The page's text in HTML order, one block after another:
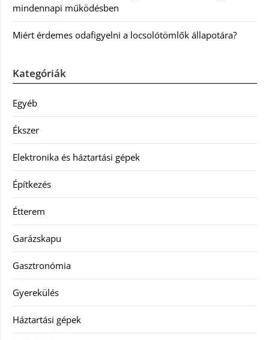
mindennapi működésben
Miért érdemes odafigyelni a locsolótömlők állapotára?
Kategóriák
Egyéb
Ékszer
Elektronika és háztartási gépek
Építkezés
Étterem
Garázskapu
Gasztronómia
Gyerekülés
Háztartási gépek